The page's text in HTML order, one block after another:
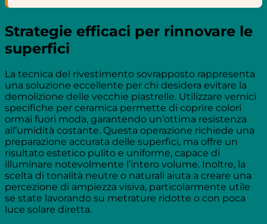
Strategie efficaci per rinnovare le
superfici
La tecnica del rivestimento sovrapposto rappresenta
una soluzione eccellente per chi desidera evitare la
demolizione delle vecchie piastrelle. Utilizzare vernici
specifiche per ceramica permette di coprire colori
ormai fuori moda, garantendo un’ottima resistenza
all’umidità costante. Questa operazione richiede una
preparazione accurata delle superfici, ma offre un
risultato estetico pulito e uniforme, capace di
illuminare notevolmente l’intero volume. Inoltre, la
scelta di tonalità neutre o naturali aiuta a creare una
percezione di ampiezza visiva, particolarmente utile
se state lavorando su metrature ridotte o con poca
luce solare diretta.